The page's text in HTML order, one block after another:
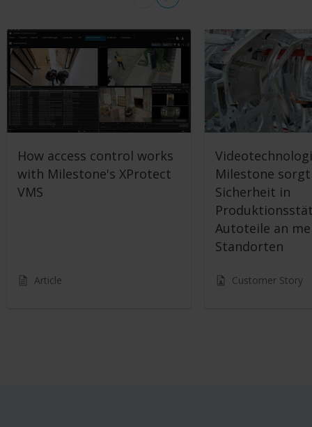
How access control works
with Milestone's XProtect
VMS
Article
Milestone
Sicherheit in
Autoteile an
Standorten
Customer Story